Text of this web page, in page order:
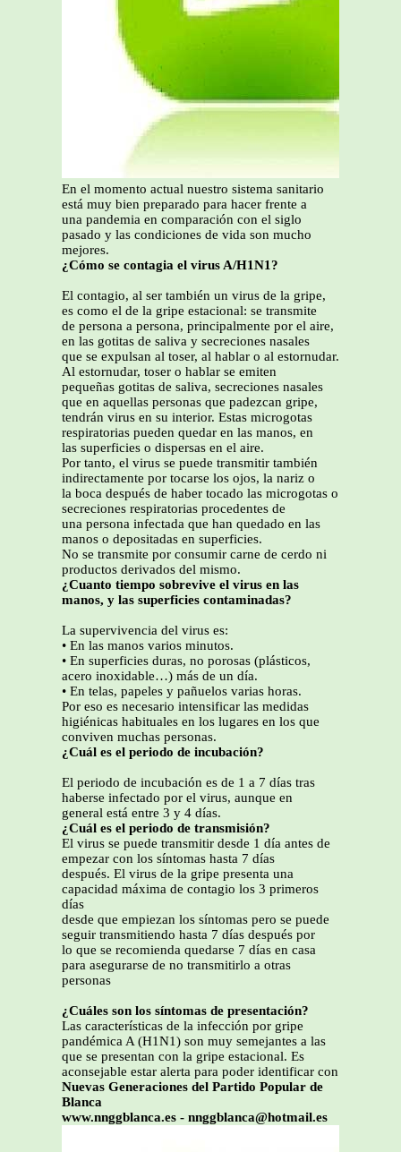
En el momento actual nuestro sistema sanitario
está muy bien preparado para hacer frente a
una pandemia en comparación con el siglo
pasado y las condiciones de vida son mucho
mejores.
¿Cómo se contagia el virus A/H1N1?
El contagio, al ser también un virus de la gripe,
es como el de la gripe estacional: se transmite
de persona a persona, principalmente por el aire,
en las gotitas de saliva y secreciones nasales
que se expulsan al toser, al hablar o al estornudar.
Al estornudar, toser o hablar se emiten
pequeñas gotitas de saliva, secreciones nasales
que en aquellas personas que padezcan gripe,
tendrán virus en su interior. Estas microgotas
respiratorias pueden quedar en las manos, en
las superficies o dispersas en el aire.
Por tanto, el virus se puede transmitir también
indirectamente por tocarse los ojos, la nariz o
la boca después de haber tocado las microgotas o
secreciones respiratorias procedentes de
una persona infectada que han quedado en las
manos o depositadas en superficies.
No se transmite por consumir carne de cerdo ni
productos derivados del mismo.
¿Cuanto tiempo sobrevive el virus en las
manos, y las superficies contaminadas?
La supervivencia del virus es:
• En las manos varios minutos.
• En superficies duras, no porosas (plásticos,
acero inoxidable…) más de un día.
• En telas, papeles y pañuelos varias horas.
Por eso es necesario intensificar las medidas
higiénicas habituales en los lugares en los que
conviven muchas personas.
¿Cuál es el periodo de incubación?
El periodo de incubación es de 1 a 7 días tras
haberse infectado por el virus, aunque en
general está entre 3 y 4 días.
¿Cuál es el periodo de transmisión?
El virus se puede transmitir desde 1 día antes de
empezar con los síntomas hasta 7 días
después. El virus de la gripe presenta una
capacidad máxima de contagio los 3 primeros
días
desde que empiezan los síntomas pero se puede
seguir transmitiendo hasta 7 días después por
lo que se recomienda quedarse 7 días en casa
para asegurarse de no transmitirlo a otras
personas
¿Cuáles son los síntomas de presentación?
Las características de la infección por gripe
pandémica A (H1N1) son muy semejantes a las
que se presentan con la gripe estacional. Es
aconsejable estar alerta para poder identificar con
Nuevas Generaciones del Partido Popular de
Blanca
www.nnggblanca.es - nnggblanca@hotmail.es